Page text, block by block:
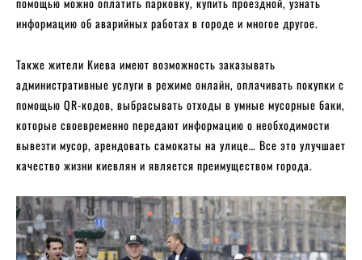
информацию об аварийных работах в городе и многое другое.
Также жители Киева имеют возможность заказывать
административные услуги в режиме онлайн, оплачивать покупки с
помощью QR-кодов, выбрасывать отходы в умные мусорные баки,
которые своевременно передают информацию о необходимости
вывезти мусор, арендовать самокаты на улице… Все это улучшает
качество жизни киевлян и является преимуществом города.